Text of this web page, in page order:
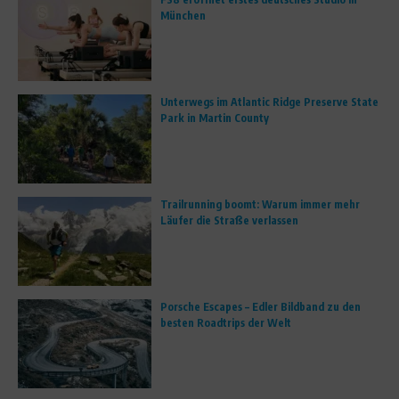
München
Unterwegs im Atlantic Ridge Preserve State
Park in Martin County
Trailrunning boomt: Warum immer mehr
Läufer die Straße verlassen
Porsche Escapes – Edler Bildband zu den
besten Roadtrips der Welt